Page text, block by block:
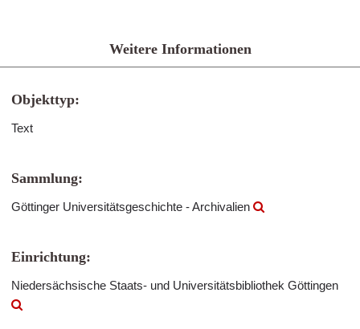
Weitere Informationen
Objekttyp:
Text
Sammlung:
Göttinger Universitätsgeschichte - Archivalien
Einrichtung:
Niedersächsische Staats- und Universitätsbibliothek Göttingen